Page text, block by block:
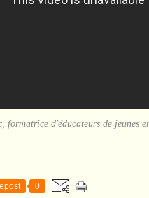
formatrice d'éducateurs de jeunes
0